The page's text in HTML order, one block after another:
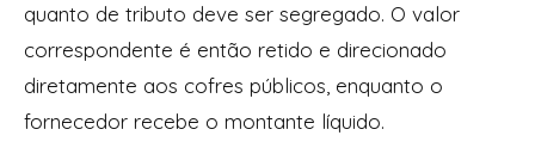
quanto de tributo deve ser segregado. O valor
correspondente é então retido e direcionado
diretamente aos cofres públicos, enquanto o
fornecedor recebe o montante líquido.